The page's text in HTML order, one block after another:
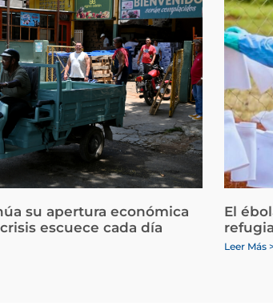
su apertura económica
escuece cada día
El
Leer Más